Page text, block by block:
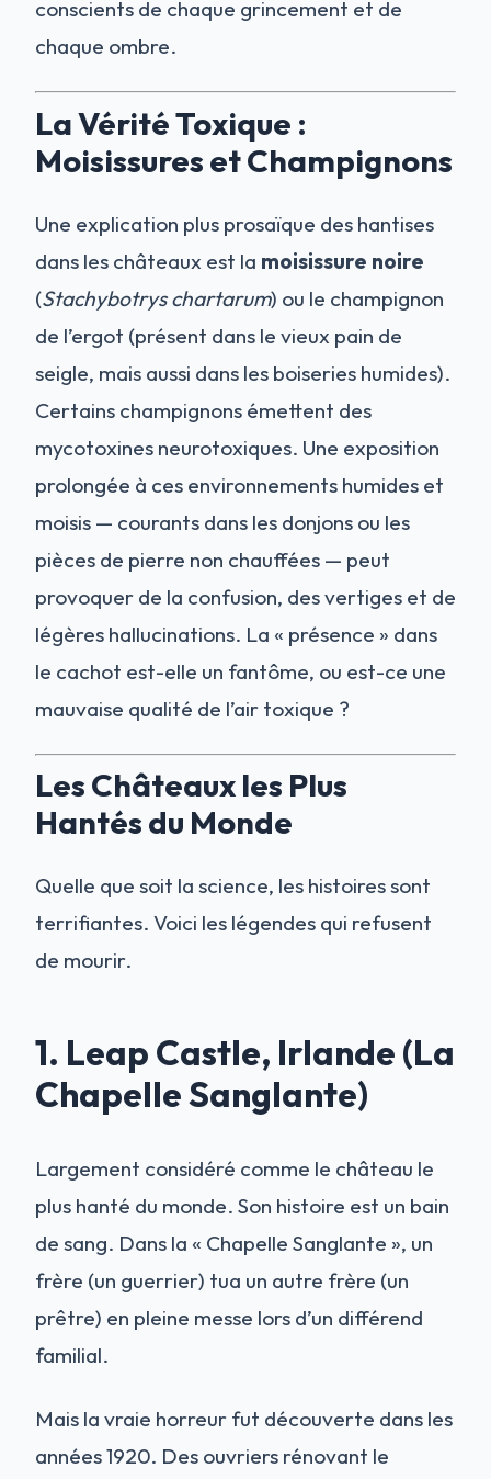
conscients de chaque grincement et de
chaque ombre.
La Vérité Toxique :
Moisissures et Champignons
Une explication plus prosaïque des hantises
dans les châteaux est la moisissure noire
(Stachybotrys chartarum) ou le champignon
de l’ergot (présent dans le vieux pain de
seigle, mais aussi dans les boiseries humides).
Certains champignons émettent des
mycotoxines neurotoxiques. Une exposition
prolongée à ces environnements humides et
moisis — courants dans les donjons ou les
pièces de pierre non chauffées — peut
provoquer de la confusion, des vertiges et de
légères hallucinations. La « présence » dans
le cachot est-elle un fantôme, ou est-ce une
mauvaise qualité de l’air toxique ?
Les Châteaux les Plus
Hantés du Monde
Quelle que soit la science, les histoires sont
terrifiantes. Voici les légendes qui refusent
de mourir.
1. Leap Castle, Irlande (La
Chapelle Sanglante)
Largement considéré comme le château le
plus hanté du monde. Son histoire est un bain
de sang. Dans la « Chapelle Sanglante », un
frère (un guerrier) tua un autre frère (un
prêtre) en pleine messe lors d’un différend
familial.
Mais la vraie horreur fut découverte dans les
années 1920. Des ouvriers rénovant le